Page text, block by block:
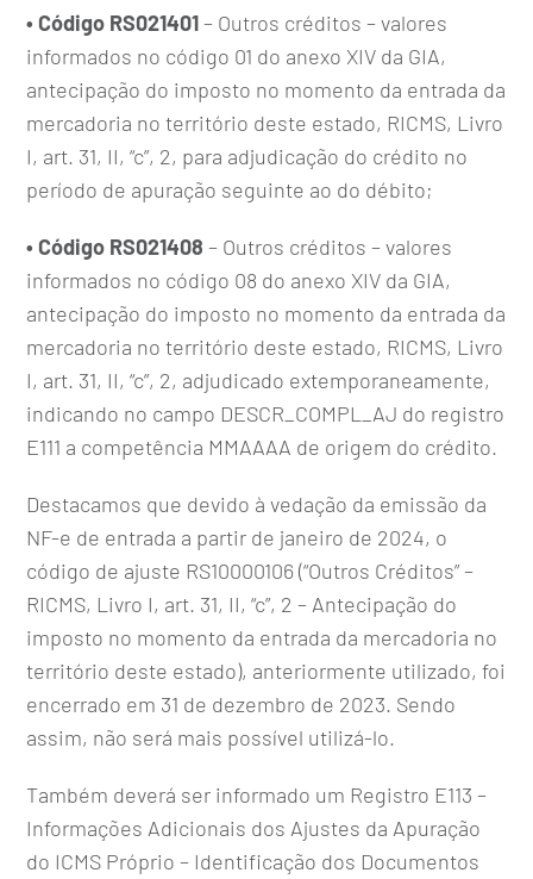
• Código RS021401– Outros créditos – valores
informados no código 01 do anexo XIV da GIA,
antecipação do imposto no momento da entrada da
mercadoria no território deste estado, RICMS, Livro
I, art. 31, II, “c”, 2, para adjudicação do crédito no
período de apuração seguinte ao do débito;
• Código RS021408 – Outros créditos – valores
informados no código 08 do anexo XIV da GIA,
antecipação do imposto no momento da entrada da
mercadoria no território deste estado, RICMS, Livro
I, art. 31, II, “c”, 2, adjudicado extemporaneamente,
indicando no campo DESCR_COMPL_AJ do registro
E111 a competência MMAAAA de origem do crédito.
Destacamos que devido à vedação da emissão da
NF-e de entrada a partir de janeiro de 2024, o
código de ajuste RS10000106 (“Outros Créditos” –
RICMS, Livro I, art. 31, II, “c”, 2 – Antecipação do
imposto no momento da entrada da mercadoria no
território deste estado), anteriormente utilizado, foi
encerrado em 31 de dezembro de 2023. Sendo
assim, não será mais possível utilizá-lo.
Também deverá ser informado um Registro E113 –
Informações Adicionais dos Ajustes da Apuração
do ICMS Próprio – Identificação dos Documentos